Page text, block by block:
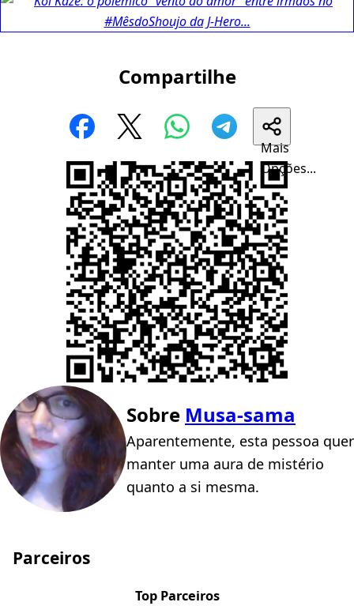
Compartilhe
Mais
Opções...
Sobre Musa-sama
Aparentemente, esta pessoa quer
manter uma aura de mistério
quanto a si mesma.
Parceiros
Top Parceiros